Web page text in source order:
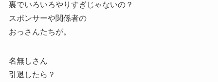
裏でいろいろやりすぎじゃないの？
スポンサーや関係者の
おっさんたちが。
名無しさん
引退したら？